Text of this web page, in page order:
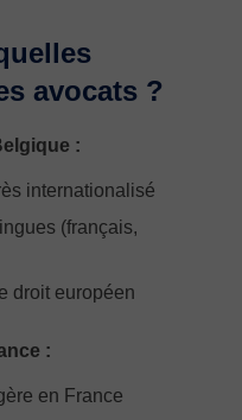
avocats ?
:
internationalisé
(français,
droit européen
:
en France